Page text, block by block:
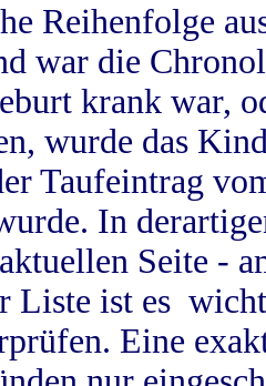
Reihenfolge
war die
krank war,
wurde das
Taufeintrag
In
Seite -
Liste ist es
Eine